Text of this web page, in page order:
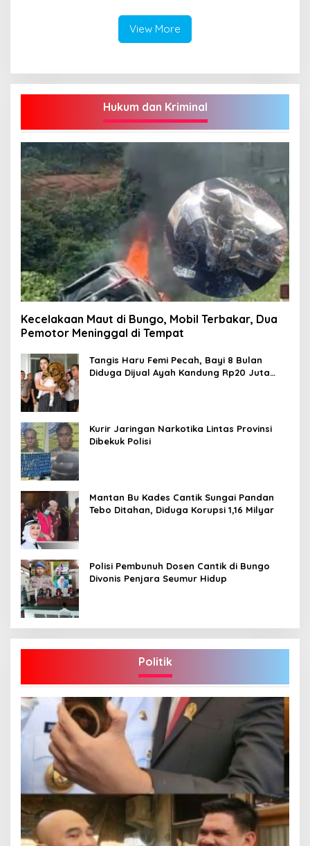
View More
Hukum dan Kriminal
Kecelakaan Maut di Bungo, Mobil Terbakar, Dua
Pemotor Meninggal di Tempat
Tangis Haru Femi Pecah, Bayi 8 Bulan
Diduga Dijual Ayah Kandung Rp20 Juta
Kurir Jaringan Narkotika Lintas Provinsi
Dibekuk Polisi
Mantan Bu Kades Cantik Sungai Pandan
Tebo Ditahan, Diduga Korupsi 1,16 Milyar
Polisi Pembunuh Dosen Cantik di Bungo
Divonis Penjara Seumur Hidup
Politik